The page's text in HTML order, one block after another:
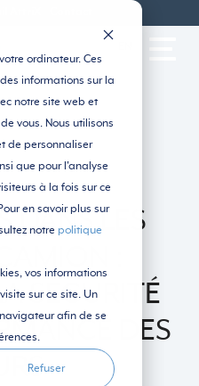
ordinateur. Ces
informations sur la
notre site web et
vous. Nous utilisons
de personnaliser
que pour l'analyse
à la fois sur ce
en savoir plus sur
notre politique
vos informations
sur ce site. Un
afin de se
Refuser
DANS LES
:
SÉCURITÉ
DES